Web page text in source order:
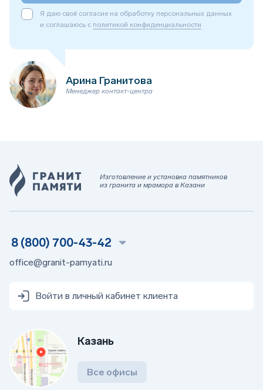
Я даю своё согласие на обработку персональных данных
и соглашаюсь с политикой конфиденциальности
Арина Гранитова
Менеджер контакт-центра
Изготовление и установка памятников
из гранита и мрамора в Казани
8 (800) 700-43-42
office@granit-pamyati.ru
Войти в личный кабинет клиента
Казань
Все офисы